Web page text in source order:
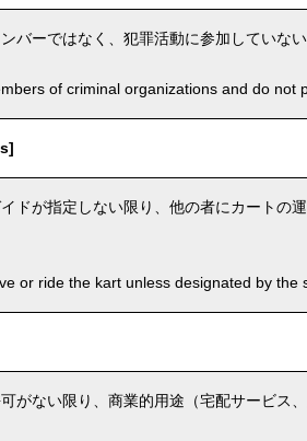
バーではなく、犯罪活動に参加していない
of criminal organizations and do not
ドが指定しない限り、他の者にカートの
or ride the kart unless designated by the
がない限り、商業的用途（宅配サービス